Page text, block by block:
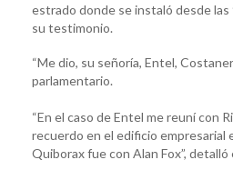
estrado donde se instaló desde
su testimonio.
“Me dio, su señoría, Entel,
parlamentario.
“En el caso de Entel me reuní con
recuerdo en el edificio empresarial
Quiborax fue con Alan Fox”, detalló